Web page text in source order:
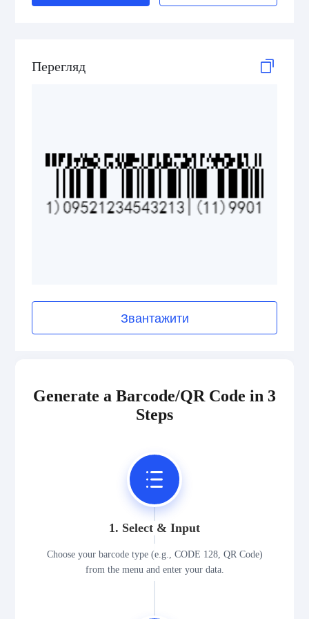
GS1 DataBar Truncated Composite
Medical Device Codes
Перегляд
Звантажити
Generate a Barcode/QR Code in 3
Steps
1. Select & Input
Choose your barcode type (e.g., CODE 128, QR Code)
from the menu and enter your data.